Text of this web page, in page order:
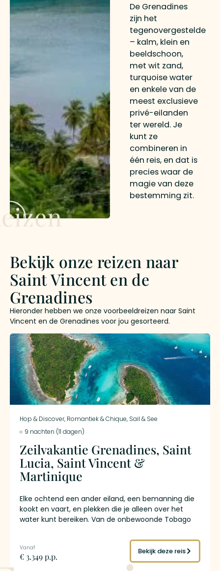
De Grenadines
zijn het
tegenovergestelde
– kalm, klein en
beeldschoon,
met wit zand,
turquoise water
en enkele van de
meest exclusieve
privé-eilanden
ter wereld. Je
kunt ze
combineren in
één reis, en dat is
precies waar de
magie van deze
bestemming zit.
Bekijk onze reizen naar
Saint Vincent en de
Grenadines
Hieronder hebben we onze voorbeeldreizen naar Saint
Vincent en de Grenadines voor jou gesorteerd.
Hop & Discover, Romantiek & Chique, Sail & See
9 nachten (11 dagen)
Zeilvakantie Grenadines, Saint
Lucia, Saint Vincent &
Martinique
Elke ochtend een ander eiland, een bemanning die
kookt en vaart, en plekken die je alleen over het
water kunt bereiken. Van de onbewoonde Tobago
het groene Saint Vincent naar de iconische Pitons
van Saint Lucia die langzaam boven de horizon
verschijnen. Aan boord is alles geregeld – jij leunt
€ 3.349 p.p.
Bekijk deze reis